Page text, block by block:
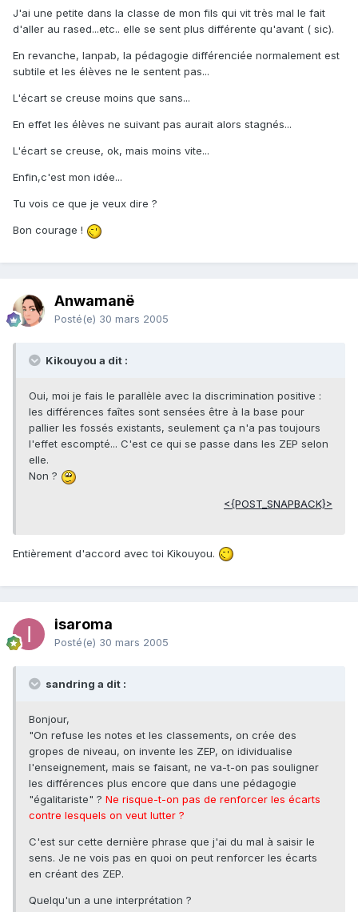
J'ai une petite dans la classe de mon fils qui vit très mal le fait
d'aller au rased...etc.. elle se sent plus différente qu'avant ( sic).
En revanche, Ianpab, la pédagogie différenciée normalement est
subtile et les élèves ne le sentent pas...
L'écart se creuse moins que sans...
En effet les élèves ne suivant pas aurait alors stagnés...
L'écart se creuse, ok, mais moins vite...
Enfin,c'est mon idée...
Tu vois ce que je veux dire ?
Bon courage !
Anwamanë
Posté(e) 30 mars 2005
Kikouyou a dit :
Oui, moi je fais le parallèle avec la discrimination positive :
les différences faîtes sont sensées être à la base pour
pallier les fossés existants, seulement ça n'a pas toujours
l'effet escompté... C'est ce qui se passe dans les ZEP selon
elle.
Non ?
<{POST_SNAPBACK}>
Entièrement d'accord avec toi Kikouyou.
isaroma
Posté(e) 30 mars 2005
sandring a dit :
Bonjour,
"On refuse les notes et les classements, on crée des
gropes de niveau, on invente les ZEP, on idividualise
l'enseignement, mais se faisant, ne va-t-on pas souligner
les différences plus encore que dans une pédagogie
"égalitariste" ? Ne risque-t-on pas de renforcer les écarts
contre lesquels on veut lutter ?
C'est sur cette dernière phrase que j'ai du mal à saisir le
sens. Je ne vois pas en quoi on peut renforcer les écarts
en créant des ZEP.
Quelqu'un a une interprétation ?